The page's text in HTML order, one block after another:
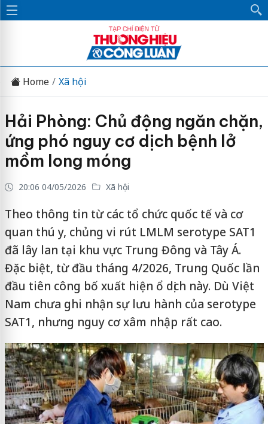
Home Xã hội
Hải Phòng: Chủ động ngăn chặn,
ứng phó nguy cơ dịch bệnh lở
mồm long móng
20:06 04/05/2026 Xã hội
Theo thông tin từ các tổ chức quốc tế và cơ
quan thú y, chủng vi rút LMLM serotype SAT1
đã lây lan tại khu vực Trung Đông và Tây Á.
Đặc biệt, từ đầu tháng 4/2026, Trung Quốc lần
đầu tiên công bố xuất hiện ổ dịch này. Dù Việt
Nam chưa ghi nhận sự lưu hành của serotype
SAT1, nhưng nguy cơ xâm nhập rất cao.